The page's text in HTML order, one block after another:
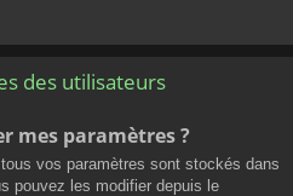
des utilisateurs
mes paramètres ?
vos paramètres sont stockés dans
pouvez les modifier depuis le